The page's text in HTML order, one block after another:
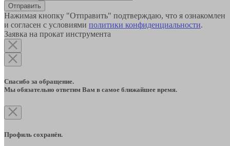
Отправить
Нажимая кнопку "Отправить" подтверждаю, что я ознакомлен
и согласен с условиями политики конфиденциальности.
Заявка на прокат инструмента
Спасибо за обращение.
Мы обязательно ответим Вам в самое ближайшее время.
Профиль сохранён.